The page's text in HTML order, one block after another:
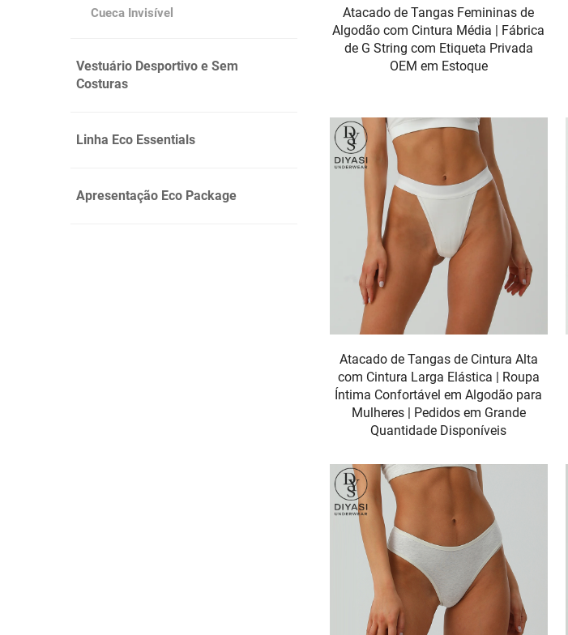
Cueca Invisível
Vestuário Desportivo e Sem
Costuras
Linha Eco Essentials
Apresentação Eco Package
Atacado de Tangas Femininas de
Algodão com Cintura Média | Fábrica
de G String com Etiqueta Privada
OEM em Estoque
Atacado de Tangas de Cintura Alta
com Cintura Larga Elástica | Roupa
Íntima Confortável em Algodão para
Mulheres | Pedidos em Grande
Quantidade Disponíveis